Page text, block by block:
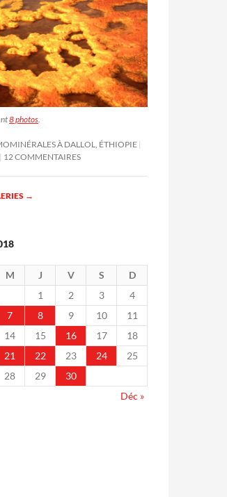
8 photos
À DALLOL, ÉTHIOPIE
12 COMMENTAIRES
→
M J V S
D
1
2 3
4
7 8 9 10
11
14 15 16 17
18
21 22 23 24
25
28 29
30
Déc »